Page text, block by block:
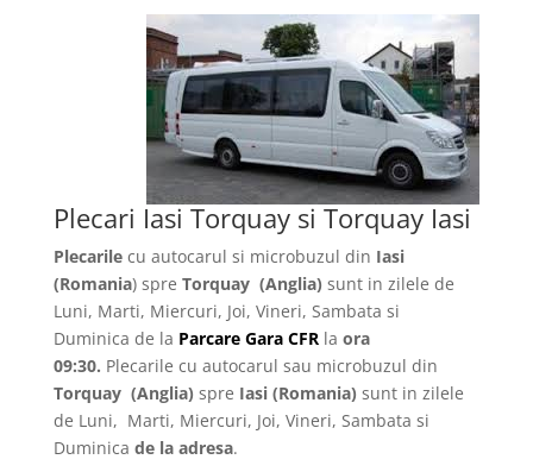
Plecari Iasi Torquay si Torquay Iasi
Plecarilecu autocarul si microbuzul din Iasi
(Romania) spre Torquay (Anglia) sunt in zilele de
Luni, Marti, Miercuri, Joi, Vineri, Sambata si
Duminica de la Parcare Gara CFRla ora
09:30. Plecarile cu autocarul sau microbuzul din
Torquay (Anglia) spre Iasi (Romania) sunt in zilele
de Luni, Marti, Miercuri, Joi, Vineri, Sambata si
Duminica de la adresa.